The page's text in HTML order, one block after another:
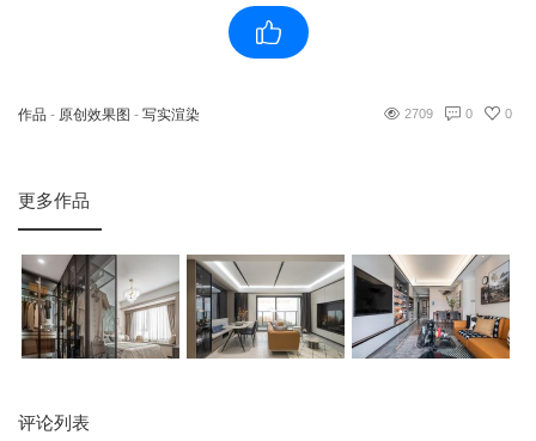
作品 - 原创效果图 - 写实渲染 2709 0 0
更多作品
评论列表